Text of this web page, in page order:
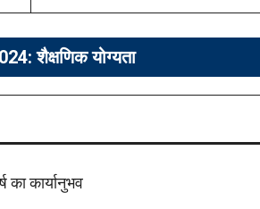
शैक्षणिक योग्यता
का कार्यानुभव